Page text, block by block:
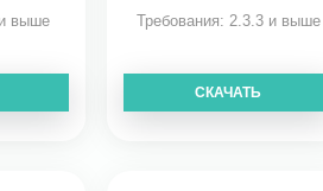
выше Требования: 2.3.3 и выше
СКАЧАТЬ